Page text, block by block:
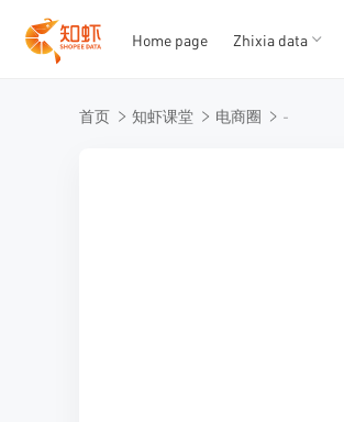
Home page Zhixia data
首页 知虾课堂 电商圈 -